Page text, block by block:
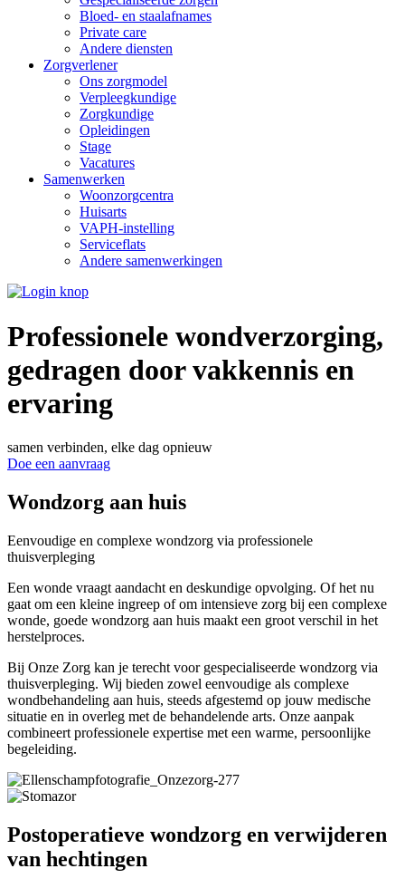
Bloed- en staalafnames
Private care
Andere diensten
Zorgverlener
Ons zorgmodel
Verpleegkundige
Zorgkundige
Opleidingen
Stage
Vacatures
Samenwerken
Woonzorgcentra
Huisarts
VAPH-instelling
Serviceflats
Andere samenwerkingen
Professionele wondverzorging,
gedragen doorvakkennis en
ervaring
samen verbinden, elke dag opnieuw
Doe een aanvraag
Wondzorg aan huis
Eenvoudige en complexe wondzorg via professionele
thuisverpleging
Een wonde vraagt aandacht en deskundige opvolging. Of het nu
gaat om een kleine ingreep of om intensieve zorg bij een complexe
wonde, goede wondzorg aan huis maakt een groot verschil in het
herstelproces.
Bij Onze Zorg kan je terecht voor gespecialiseerde wondzorg via
thuisverpleging. Wij bieden zowel eenvoudige als complexe
wondbehandeling aan huis, steeds afgestemd op jouw medische
situatie en in overleg met de behandelende arts. Onze aanpak
combineert professionele expertise met een warme, persoonlijke
begeleiding.
Postoperatieve wondzorg en verwijderen
van hechtingen